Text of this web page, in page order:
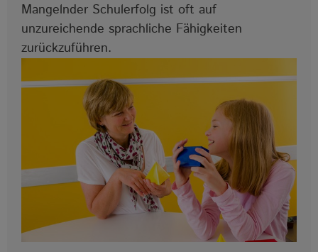
Mangelnder Schulerfolg ist oft auf
unzureichende sprachliche Fähigkeiten
zurückzuführen.